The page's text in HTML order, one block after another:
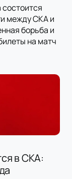
между СКА и
борьба и
на матч
в СКА: